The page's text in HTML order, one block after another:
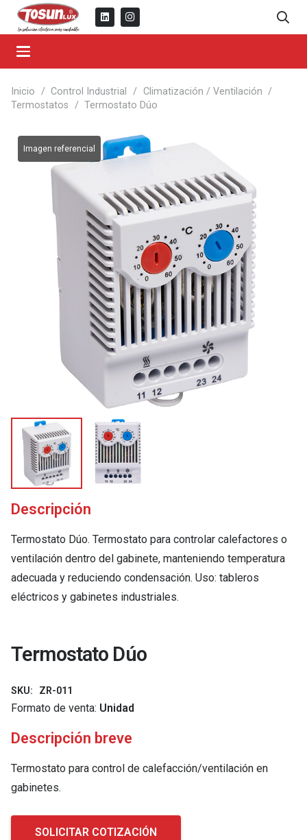
Inicio / Control Industrial / Climatización / Ventilación /
Termostatos / Termostato Dúo
Descripción
Termostato Dúo. Termostato para controlar calefactores o
ventilación dentro del gabinete, manteniendo temperatura
adecuada y reduciendo condensación. Uso: tableros
eléctricos y gabinetes industriales.
Termostato Dúo
SKU: ZR-011
Formato de venta: Unidad
Descripción breve
Termostato para control de calefacción/ventilación en
gabinetes.
SOLICITAR COTIZACIÓN